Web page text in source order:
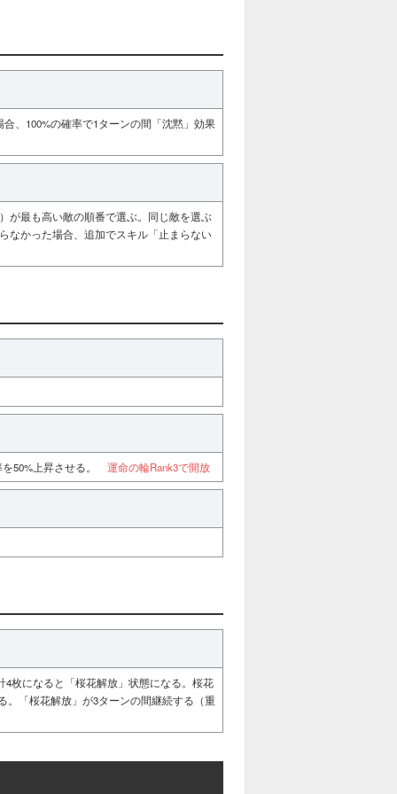
、100%の確率で1ターンの間「沈黙」効果
が最も高い敵の順番で選ぶ。同じ敵を選ぶ
なかった場合、追加でスキル「止まらない
を50%上昇させる。 運命の輪Rank3で開放
枚になると「桜花解放」状態になる。桜花
。「桜花解放」が3ターンの間継続する（重